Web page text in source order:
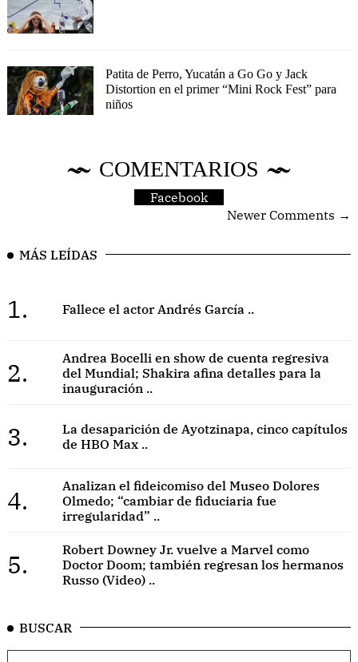
Patita de Perro, Yucatán a Go Go y Jack
Distortion en el primer “Mini Rock Fest” para
niños
COMENTARIOS
Facebook
Newer Comments →
MÁS LEÍDAS
1. Fallece el actor Andrés García ..
2.
Andrea Bocelli en show de cuenta regresiva
del Mundial; Shakira afina detalles para la
inauguración ..
3.
La desaparición de Ayotzinapa, cinco capítulos
de HBO Max ..
4.
Analizan el fideicomiso del Museo Dolores
Olmedo; “cambiar de fiduciaria fue
irregularidad” ..
5.
Robert Downey Jr. vuelve a Marvel como
Doctor Doom; también regresan los hermanos
Russo (Video) ..
BUSCAR